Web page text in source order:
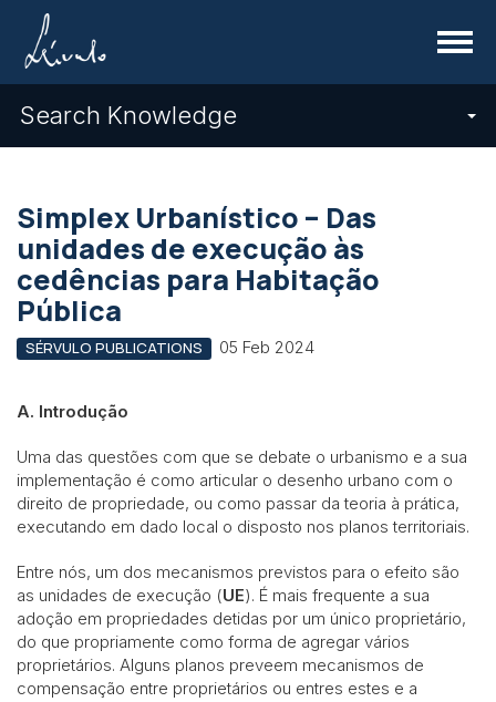
Menu
Search Knowledge
Simplex Urbanístico – Das
unidades de execução às
cedências para Habitação
Pública
SÉRVULO PUBLICATIONS 05 Feb 2024
A. Introdução
Uma das questões com que se debate o urbanismo e a sua
implementação é como articular o desenho urbano com o
direito de propriedade, ou como passar da teoria à prática,
executando em dado local o disposto nos planos territoriais.
Entre nós, um dos mecanismos previstos para o efeito são
as unidades de execução (UE). É mais frequente a sua
adoção em propriedades detidas por um único proprietário,
do que propriamente como forma de agregar vários
proprietários. Alguns planos preveem mecanismos de
compensação entre proprietários ou entres estes e a